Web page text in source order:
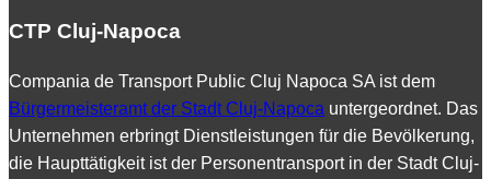
CTP Cluj-Napoca
Compania de Transport Public Cluj Napoca SA ist dem
Bürgermeisteramt der Stadt Cluj-Napoca untergeordnet. Das
Unternehmen erbringt Dienstleistungen für die Bevölkerung,
die Haupttätigkeit ist der Personentransport in der Stadt Cluj-